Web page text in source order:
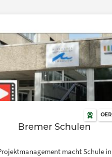
OER
Bremer Schulen
macht Schule in